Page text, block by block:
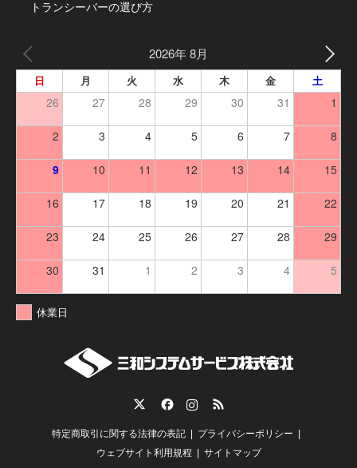
トランシーバーの選び方
2026年 8月
日 月 火 水 木 金 土
26 27 28 29 30 31 1
2 3 4 5 6 7 8
9 10 11 12 13 14 15
16 17 18 19 20 21 22
23 24 25 26 27 28 29
30 31 1 2 3 4 5
休業日
RSS
特定商取引に関する法律の表記
プライバシーポリシー
ウェブサイト利用規程
サイトマップ